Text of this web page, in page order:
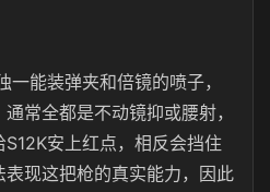
一能装弹夹和倍镜的喷子，
常全都是不动镜抑或腰射，
安上红点，相反会挡住
现这把枪的真实能力，因此